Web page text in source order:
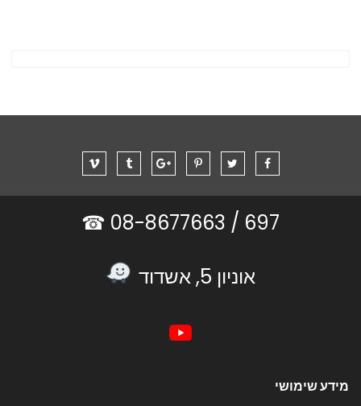
697 /
אוניון 5, אשדוד
מידע שימושי